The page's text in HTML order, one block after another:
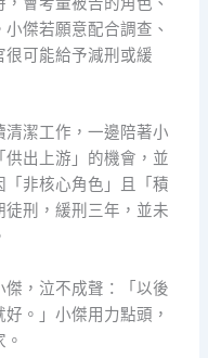
傑若願意配合調查、
可能給予減刑或緩
潔工作，一邊陪著小
出上游」的機會，並
「非核心角色」且「積
刑，緩刑三年，並未
，泣不成聲：「以後
。」小傑用力點頭，